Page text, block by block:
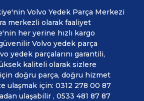
Volvo Yedek Parça Merkezi
merkezli olarak faaliyet
her yerine hızlı kargo
Volvo yedek parça
yedek parçalarını garantili,
kaliteli olarak sizlere
için doğru parça, doğru hizmet
ulaşmak için: 0312 278 00 87
ulaşabilir , 0533 481 87 87